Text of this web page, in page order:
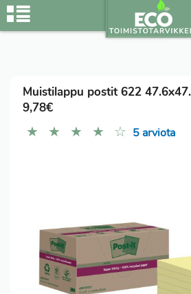
Muistilappu postit 622
9,78€
★ ★ ★ ★ ☆ 5 arviota